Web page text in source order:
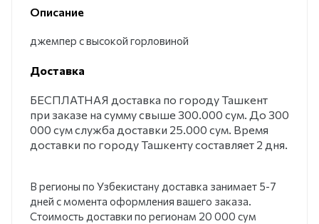
Описание
джемпер с высокой горловиной
Доставка
БЕСПЛАТНАЯ доставка по городу Ташкент
при заказе на сумму свыше 300.000 сум. До 300
000 сум служба доставки 25.000 сум. Время
доставки по городу Ташкенту составляет 2 дня.
В регионы по Узбекистану доставка занимает 5-7
дней с момента оформления вашего заказа.
Стоимость доставки по регионам 20 000 сум